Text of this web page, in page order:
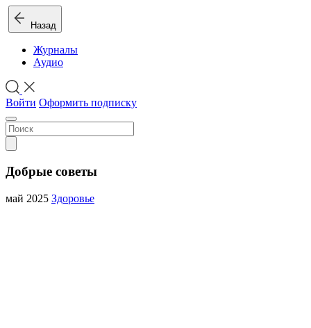
Назад
Журналы
Аудио
Войти Оформить подписку
Добрые советы
май 2025 Здоровье